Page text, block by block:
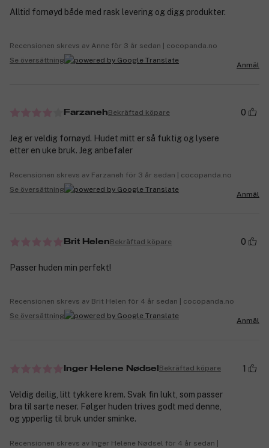
Alltid fornøyd både med rask levering og digg produkter.
Recensionen skrevs av Anne för 3 år sedan | cocopanda.no
Se översättning
Anmäl
FarzanehBekräftad köpare 0
Jeg er veldig fornøyd. Hudet mitt er så fuktig og lysere
etter en uke bruk. Jeg anbefaler
Recensionen skrevs av Farzaneh för 3 år sedan | cocopanda.no
Se översättning
Anmäl
Brit HelenBekräftad köpare 0
Passer huden min perfekt!
Recensionen skrevs av Brit Helen för 4 år sedan | cocopanda.no
Se översättning
Anmäl
Inger Helene Nødsel Bekräftad köpare 1
Veldig deilig, litt tykkere krem. Svak fin lukt, som passer
bra til sarte neser. Følger huden trives godt med denne,
og ypperlig til bruk under sminke.
Recensionen skrevs av Inger Helene Nødsel för 4 år sedan |